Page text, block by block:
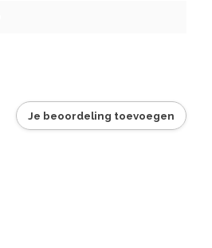
Je beoordeling toevoegen